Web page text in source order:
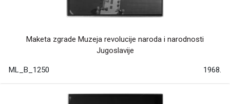
Maketa zgrade Muzeja revolucije naroda i narodnosti
Jugoslavije
ML_B_1250 1968.